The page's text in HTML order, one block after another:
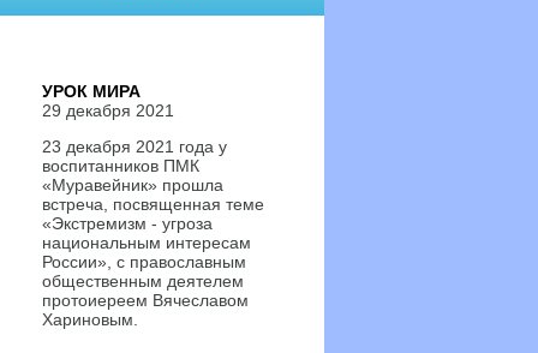
УРОК МИРА
29 декабря 2021
23 декабря 2021 года у
воспитанников ПМК
«Муравейник» прошла
встреча, посвященная теме
«Экстремизм - угроза
национальным интересам
России», с православным
общественным деятелем
протоиереем Вячеславом
Хариновым.